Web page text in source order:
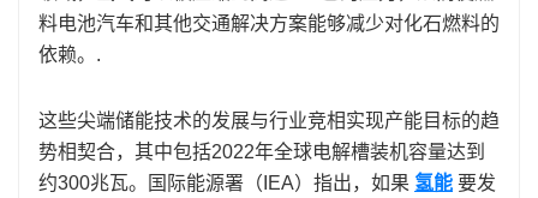
料电池汽车和其他交通解决方案能够减少对化石燃料的
依赖。.
这些尖端储能技术的发展与行业竞相实现产能目标的趋
势相契合，其中包括2022年全球电解槽装机容量达到
约300兆瓦。国际能源署（IEA）指出，如果 氢能 要发